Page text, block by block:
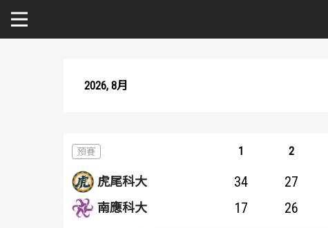
二級與一般組
2026, 8月
1 2
虎尾科大 34 27
17 26
南應科大